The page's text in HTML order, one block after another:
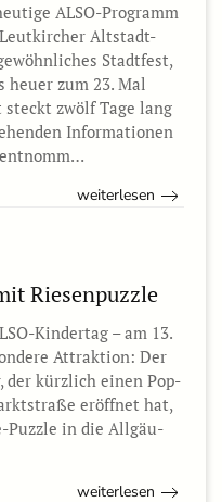
ALSO-Programm
Leutkircher Altstadt-
Stadtfest,
heuer zum 23. Mal
zwölf Tage lang
Informationen
weiterlesen
Riesenpuzzle
Kindertag – am 13.
Attraktion: Der
der kürzlich einen Pop-
eröffnet hat,
Puzzle in die Allgäu-
weiterlesen